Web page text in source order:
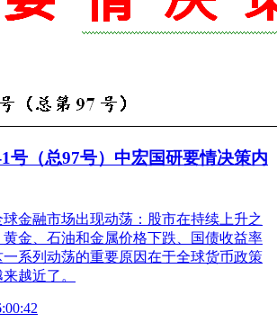
号（总97号）中宏国研要情决策内
球金融市场出现动荡：股市在持续上升之
黄金、石油和金属价格下跌、国债收益率
一系列动荡的重要原因在于全球货币政策
越近了。